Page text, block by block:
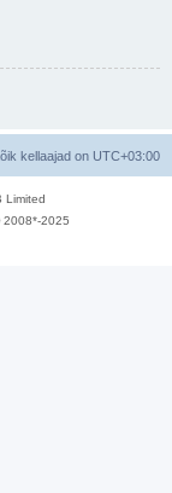
kellaajad on UTC+03:00
Limited
2025